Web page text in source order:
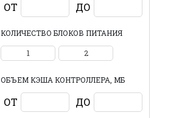
ОТ ДО
КОЛИЧЕСТВО БЛОКОВ ПИТАНИЯ
1 2
ОБЪЕМ КЭША КОНТРОЛЛЕРА, МБ
ОТ ДО